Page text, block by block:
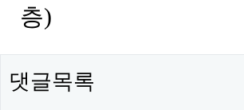
층)
댓글목록